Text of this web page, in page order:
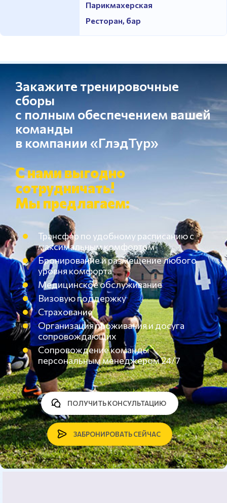
Парикмахерская
Ресторан, бар
Закажите тренировочные
сборы
с полным обеспечением вашей
команды
в компании «ГлэдТур»
С нами выгодно
сотрудничать!
Мы предлагаем:
Трансфер по удобному расписанию с
максимальным комфортом
Бронирование и размещение любого
уровня комфорта
Медицинское обслуживание
Визовую поддержку
Страхование
Организация проживания и досуга
сопровождающих
Сопровождение команды
персональным менеджером 24/7
ЗАБРОНИРОВАТЬ СЕЙЧАС
ПОЛУЧИТЬ КОНСУЛЬТАЦИЮ